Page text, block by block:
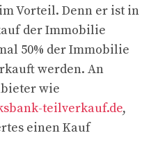
Vorteil. Denn er ist in
der Immobilie
50% der Immobilie
werden. An
wie
teilverkauf.de,
einen Kauf